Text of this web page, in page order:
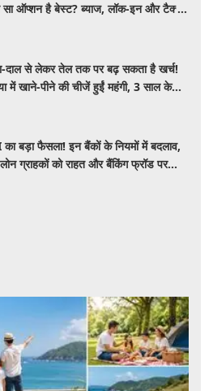
सा ऑप्शन है बेस्ट? ब्याज, लॉक-इन और टैक्स
दाल से लेकर तेल तक पर बढ़ सकता है खर्च!
में खाने-पीने की चीजें हुईं महंगी, 3 साल के
का बड़ा फैसला! इन बैंकों के नियमों में बदलाव,
ग्राहकों को राहत और बैंकिंग फ्रॉड पर